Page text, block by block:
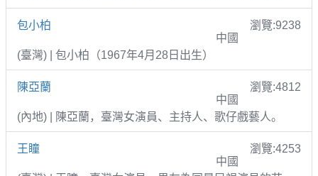
包小柏
瀏覽:9238
中國
(臺灣) | 包小柏（1967年4月28日出生）
陳亞蘭
瀏覽:4812
中國
(內地) | 陳亞蘭，臺灣女演員、主持人、歌仔戲藝人。
王瞳
瀏覽:4253
中國